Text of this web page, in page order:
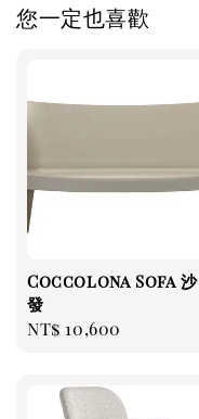
您一定也喜歡
Coccolona Sofa 沙
發
Regular
NT$ 10,600